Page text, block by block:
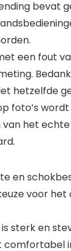
bevat
een fout
hetzelfde
foto’s
van het
en
voor het
sterk en